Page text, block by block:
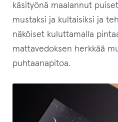
käsityönä maalannut
mustaksi ja kultaisiksi ja
näköiset kuluttamalla
mattavedoksen herkkää
puhtaanapitoa.